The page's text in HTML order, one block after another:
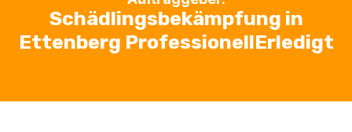
Schädlingsbekämpfung in
Ettenberg ProfessionellErledigt